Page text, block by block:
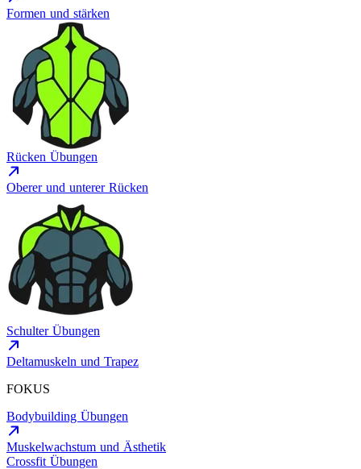
Formen und stärken
Rücken Übungen
Oberer und unterer Rücken
Schulter Übungen
Deltamuskeln und Trapez
FOKUS
Bodybuilding Übungen
Muskelwachstum und Ästhetik
Crossfit Übungen